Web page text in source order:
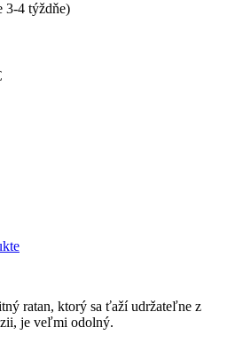
3-4 týždňe)
ratan, ktorý sa ťaží udržateľne z
je veľmi odolný.